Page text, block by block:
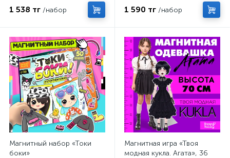
1 538 тг /набор 1 590 тг /набор
Магнитный набор «Токи
боки»
Магнитная игра «Твоя
модная кукла. Агата», 36